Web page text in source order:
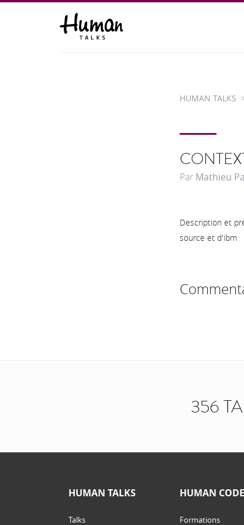
HUMAN TALKS
Par Mathieu
Description et
source et d'ibm
356
HUMAN TALKS
Talks
HUMAN
Formations